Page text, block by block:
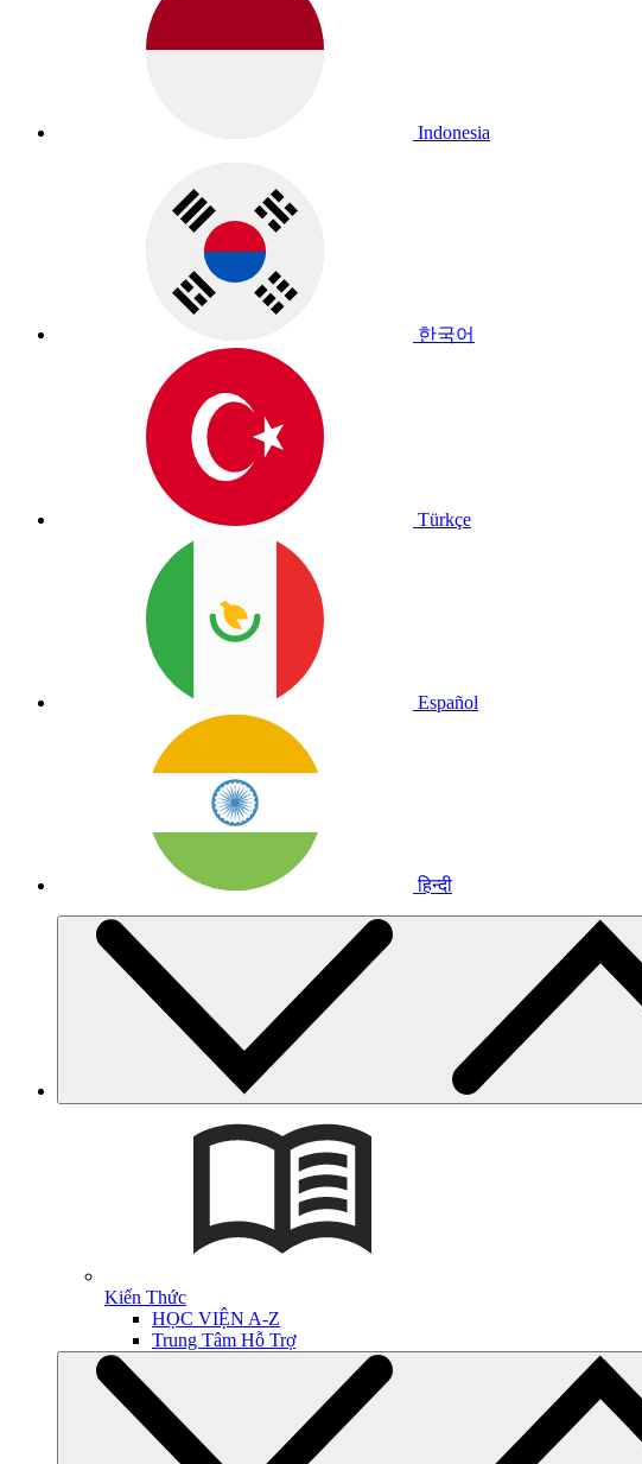
Indonesia
한국어
Türkçe
Español
हिन्दी
Kiến Thức
HỌC VIỆN A-Z
Trung Tâm Hỗ Trợ